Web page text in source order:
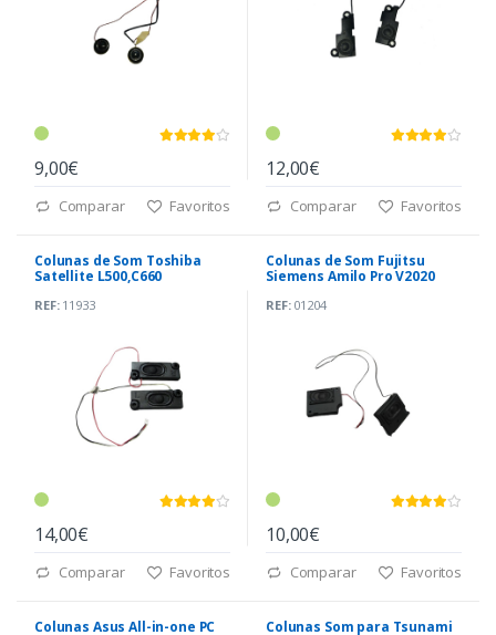
9,00€
Comparar Favoritos
12,00€
Comparar Favoritos
Colunas de Som Toshiba
Satellite L500,C660
REF:11933
14,00€
Comparar Favoritos
Colunas de Som Fujitsu
Siemens Amilo Pro V2020
REF:01204
10,00€
Comparar Favoritos
Colunas Asus All-in-one PC
Colunas Som para Tsunami